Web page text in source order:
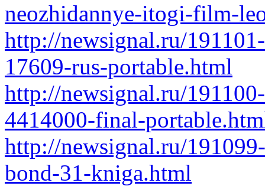
neozhidannye-itogi-film-
http://newsignal.ru/
17609-rus-portable.html
http://newsignal.ru/
4414000-final-
http://newsignal.ru/
bond-31-kniga.html